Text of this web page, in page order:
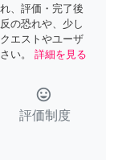
、評価・完了後
の恐れや、少し
エストやユーザ
い。
詳細を見る
tag_faces
評価制度